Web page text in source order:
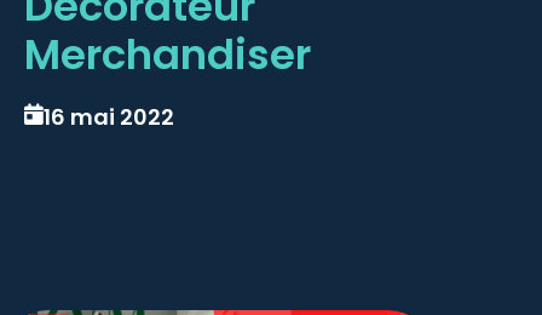
Merchandiser
16 mai 2022